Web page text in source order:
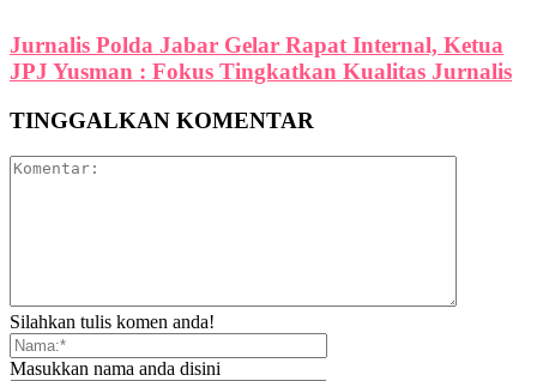
Jurnalis Polda Jabar Gelar Rapat Internal, Ketua
JPJ Yusman : Fokus Tingkatkan Kualitas Jurnalis
TINGGALKAN KOMENTAR
Silahkan tulis komen anda!
Masukkan nama anda disini